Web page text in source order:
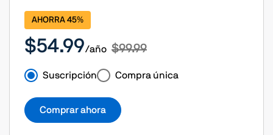
AHORRA 45%
$54.99/año $99.99
Suscripción Compra única
Comprar ahora